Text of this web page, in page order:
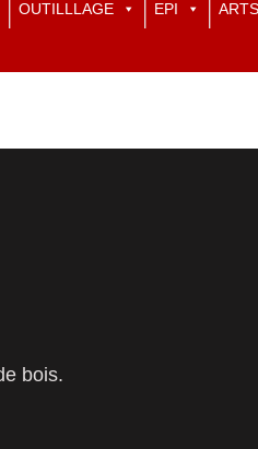
OUTILLLAGE EPI
bois.